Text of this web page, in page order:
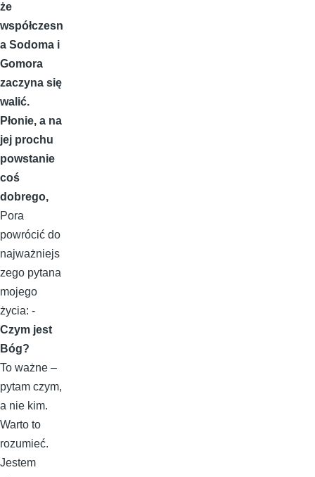
że
współczesn
a Sodoma i
Gomora
zaczyna się
walić.
Płonie, a na
jej prochu
powstanie
coś
dobrego,
Pora
powrócić do
najważniejs
zego pytana
mojego
życia: -
Czym jest
Bóg?
To ważne –
pytam czym,
a nie kim.
Warto to
rozumieć.
Jestem